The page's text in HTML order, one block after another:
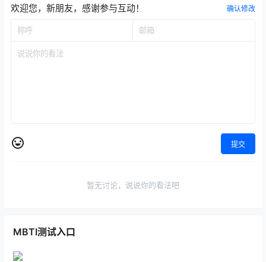
欢迎您，新朋友，感谢参与互动！ 确认修改
提交
暂无讨论，说说你的看法吧
MBTI测试入口